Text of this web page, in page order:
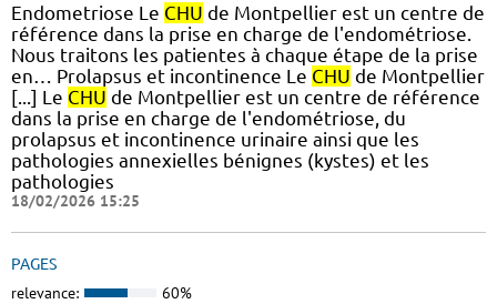
Endometriose Le CHU de Montpellier est un centre de
référence dans la prise en charge de l'endométriose.
Nous traitons les patientes à chaque étape de la prise
en… Prolapsus et incontinence Le CHU de Montpellier
[...] Le CHU de Montpellier est un centre de référence
dans la prise en charge de l'endométriose, du
prolapsus et incontinence urinaire ainsi que les
pathologies annexielles bénignes (kystes) et les
pathologies
18/02/2026 15:25
PAGES
relevance: 60%